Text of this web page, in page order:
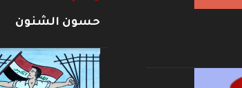
حسون الشنون